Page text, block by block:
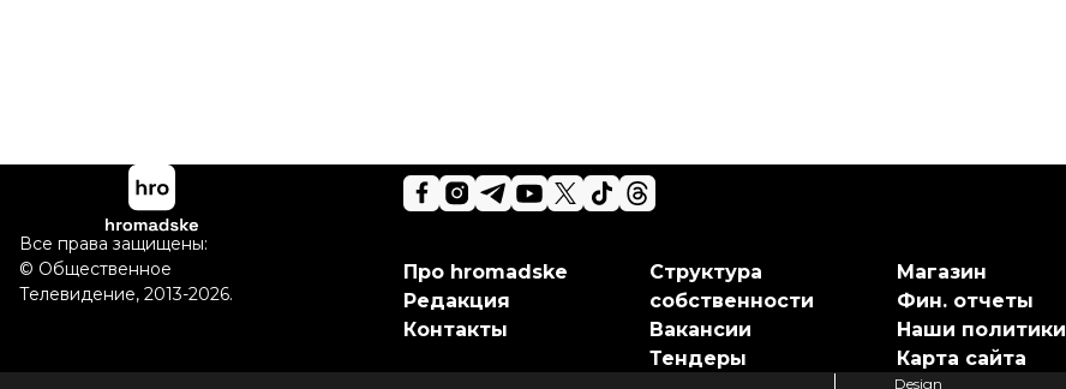
Про hromadske
Редакция
Контакты
Структура
собственности
Вакансии
Тендеры
Магазин
Фин. отчеты
Наши политики
Карта сайта
Все права защищены:
© Общественное
Телевидение, 2013-2026.
Design